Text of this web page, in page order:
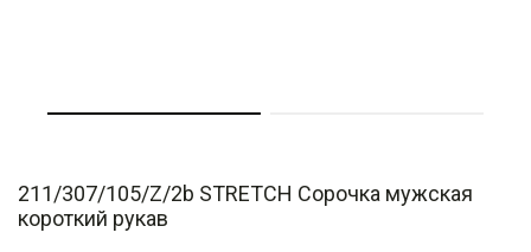
211/307/105/Z/2b STRETCH Сорочка мужская
короткий рукав